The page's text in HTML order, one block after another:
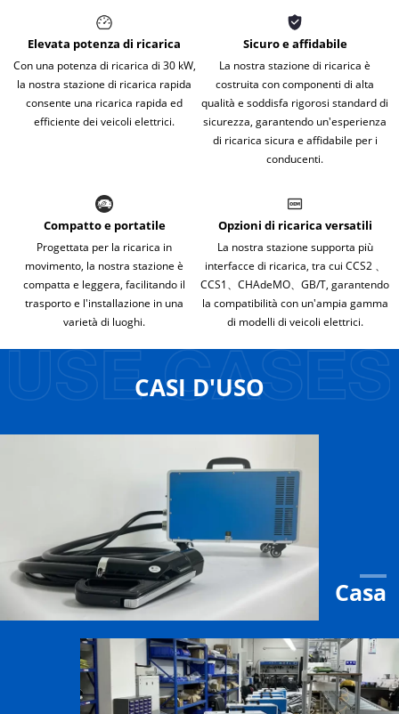
Elevata potenza di ricarica
Con una potenza di ricarica di 30 kW,
la nostra stazione di ricarica rapida
consente una ricarica rapida ed
efficiente dei veicoli elettrici.
Sicuro e affidabile
La nostra stazione di ricarica è
costruita con componenti di alta
qualità e soddisfa rigorosi standard di
sicurezza, garantendo un'esperienza
di ricarica sicura e affidabile per i
conducenti.
Compatto e portatile
Progettata per la ricarica in
movimento, la nostra stazione è
compatta e leggera, facilitando il
trasporto e l'installazione in una
varietà di luoghi.
Opzioni di ricarica versatili
La nostra stazione supporta più
interfacce di ricarica, tra cui CCS2 、
CCS1、CHAdeMO、GB/T, garantendo
la compatibilità con un'ampia gamma
di modelli di veicoli elettrici.
CASI D'USO
Casa